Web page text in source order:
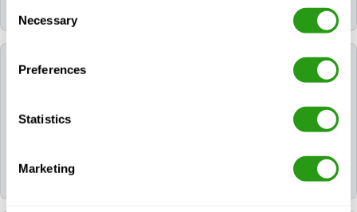
Selection
Necessary
Preferences
Statistics
Marketing
renouveler leur certification de sécurité OPITO MIST.
À qui s'adresse ce cours ? Ai-je besoin d'une
Oui, en règle générale, vous devez déjà être titulaire
expérience offshore pertinente.